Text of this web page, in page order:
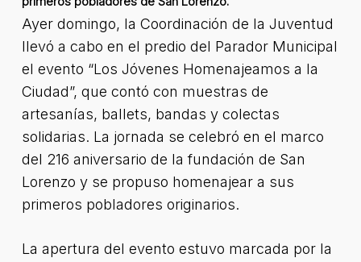
Ayer domingo, la Coordinación de la Juventud
llevó a cabo en el predio del Parador Municipal
el evento “Los Jóvenes Homenajeamos a la
Ciudad”, que contó con muestras de
artesanías, ballets, bandas y colectas
solidarias. La jornada se celebró en el marco
del 216 aniversario de la fundación de San
Lorenzo y se propuso homenajear a sus
primeros pobladores originarios.
La apertura del evento estuvo marcada por la